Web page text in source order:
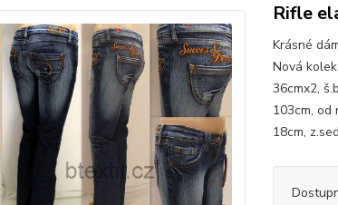
Rifle
Krásné
Nová
36cmx2,
103cm, od
18cm,